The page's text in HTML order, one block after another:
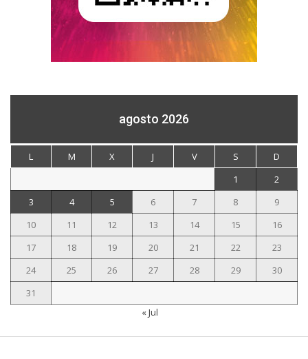
agosto 2026
L M X J V S
D
1
2
3
4 5 6 7 8
9
10
11 12 13 14 15
16
17
18 19 20 21 22
23
24
25 26 27 28 29
30
31
« Jul